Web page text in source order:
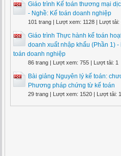
Giáo trình Kế toán thương mại
- Nghề: Kế toán doanh nghiệp
101 trang | Lượt xem: 1128 | Lượt tải:
Giáo trình Thực hành kế toán
doanh xuất nhập khẩu (Phần 1) -
toán doanh nghiệp
86 trang | Lượt xem: 755 | Lượt tải: 1
Bài giảng Nguyên lý kế toán:
Phương pháp chứng từ kế toán
29 trang | Lượt xem: 1520 | Lượt tải: 1